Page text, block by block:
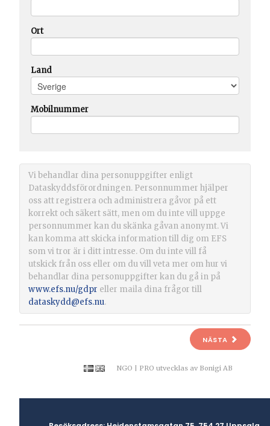
Ort
Land
Mobilnummer
Vi behandlar dina personuppgifter enligt
Dataskyddsförordningen. Personnummer hjälper
oss att registrera och administrera gåvor på ett
korrekt och säkert sätt, men om du inte vill uppge
personnummer kan du skänka gåvan anonymt. Vi
kan komma att skicka information till dig om EFS
som vi tror är i ditt intresse. Om du inte vill få
utskick från oss eller om du vill veta mer om hur vi
behandlar dina personuppgifter kan du gå in på
www.efs.nu/gdpr eller maila dina frågor till
dataskydd@efs.nu.
NÄSTA
NGO | PRO utvecklas av Bonigi AB